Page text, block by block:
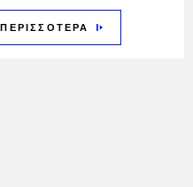
ΠΕΡΙΣΣΟΤΕΡΑ